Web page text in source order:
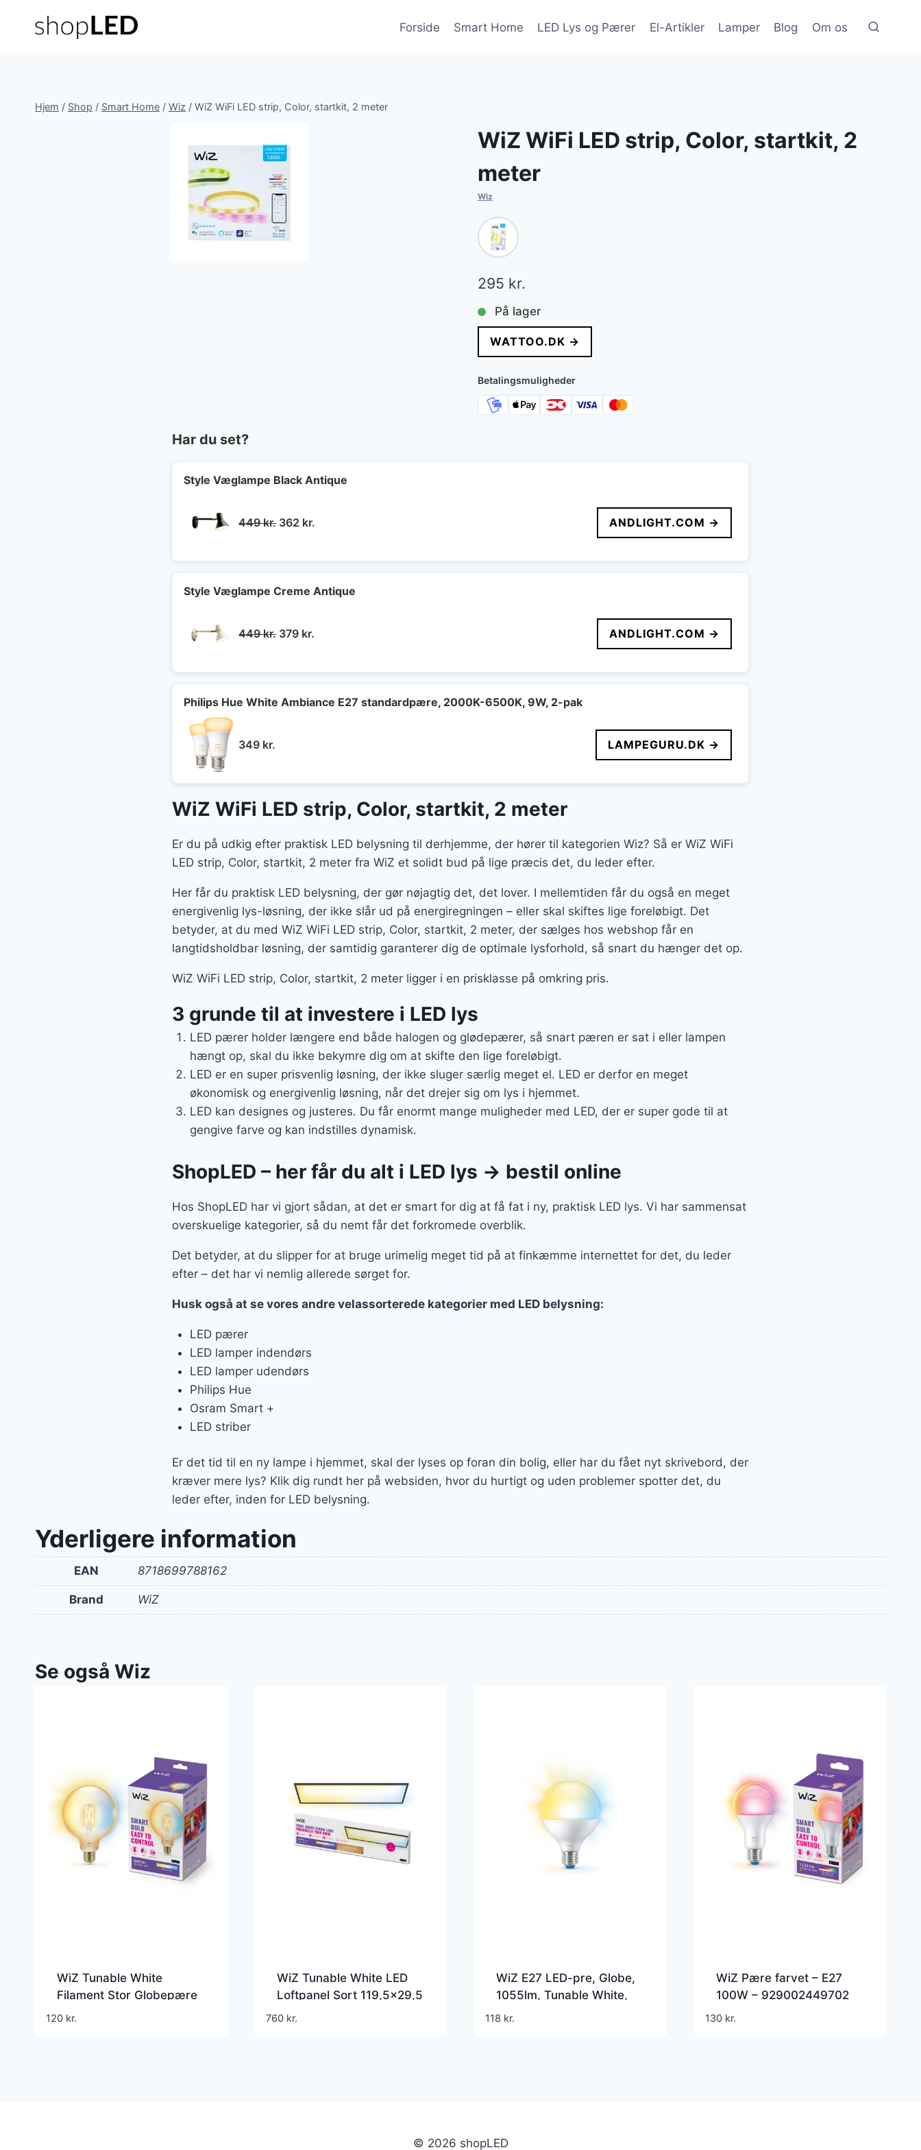
Forside Smart Home LED Lys og Pærer El-Artikler Lamper Blog Om os
Hjem / Shop / Smart Home / Wiz / WiZ WiFi LED strip, Color, startkit, 2 meter
WiZ WiFi LED strip, Color, startkit, 2
meter
Wiz
295 kr.
På lager
WATTOO.DK →
Betalingsmuligheder
Har du set?
Style Væglampe Black Antique
449kr. Den
449 kr..
362 kr.
362 kr..
ANDLIGHT.COM →
Style Væglampe Creme Antique
449kr. Den
449 kr..
379 kr.
379 kr..
ANDLIGHT.COM →
Philips Hue White Ambiance E27 standardpære, 2000K-6500K, 9W, 2-pak
349 kr. LAMPEGURU.DK →
WiZ WiFi LED strip, Color, startkit, 2 meter
Er du på udkig efter praktisk LED belysning til derhjemme, der hører til kategorien Wiz? Så er WiZ WiFi
LED strip, Color, startkit, 2 meter fra WiZ et solidt bud på lige præcis det, du leder efter.
Her får du praktisk LED belysning, der gør nøjagtig det, det lover. I mellemtiden får du også en meget
energivenlig lys-løsning, der ikke slår ud på energiregningen – eller skal skiftes lige foreløbigt. Det
betyder, at du med WiZ WiFi LED strip, Color, startkit, 2 meter, der sælges hos webshop får en
langtidsholdbar løsning, der samtidig garanterer dig de optimale lysforhold, så snart du hænger det op.
WiZ WiFi LED strip, Color, startkit, 2 meter ligger i en prisklasse på omkring pris.
3 grunde til at investere i LED lys
LED pærer holder længere end både halogen og glødepærer, så snart pæren er sat i eller lampen
hængt op, skal du ikke bekymre dig om at skifte den lige foreløbigt.
LED er en super prisvenlig løsning, der ikke sluger særlig meget el. LED er derfor en meget
økonomisk og energivenlig løsning, når det drejer sig om lys i hjemmet.
LED kan designes og justeres. Du får enormt mange muligheder med LED, der er super gode til at
gengive farve og kan indstilles dynamisk.
ShopLED – her får du alt i LED lys → bestil online
Hos ShopLED har vi gjort sådan, at det er smart for dig at få fat i ny, praktisk LED lys. Vi har sammensat
overskuelige kategorier, så du nemt får det forkromede overblik.
Det betyder, at du slipper for at bruge urimelig meget tid på at finkæmme internettet for det, du leder
efter – det har vi nemlig allerede sørget for.
Husk også at se vores andre velassorterede kategorier med LED belysning:
LED pærer
LED lamper indendørs
LED lamper udendørs
Philips Hue
Osram Smart +
LED striber
Er det tid til en ny lampe i hjemmet, skal der lyses op foran din bolig, eller har du fået nyt skrivebord, der
kræver mere lys? Klik dig rundt her på websiden, hvor du hurtigt og uden problemer spotter det, du
leder efter, inden for LED belysning.
Yderligere information
EAN 8718699788162
Brand WiZ
Se også Wiz
WiZ Tunable White
Filament Stor Globepære
G125 E27 Guld 50W
120 kr.
WiZ Tunable White LED
Loftpanel Sort 119,5×29,5
cm 36W
760 kr.
WiZ E27 LED-pre, Globe,
1055lm, Tunable White,
11W, WiFi/Matter
118 kr.
WiZ Pære farvet – E27
100W – 929002449702
130 kr.
© 2026 shopLED